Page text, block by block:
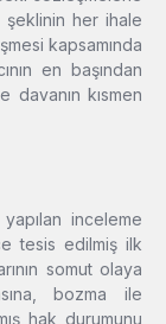
şeklinin her ihale
kapsamında
en başından
davanın kısmen
inceleme
tesis edilmiş ilk
somut olaya
bozma ile
hak durumunu